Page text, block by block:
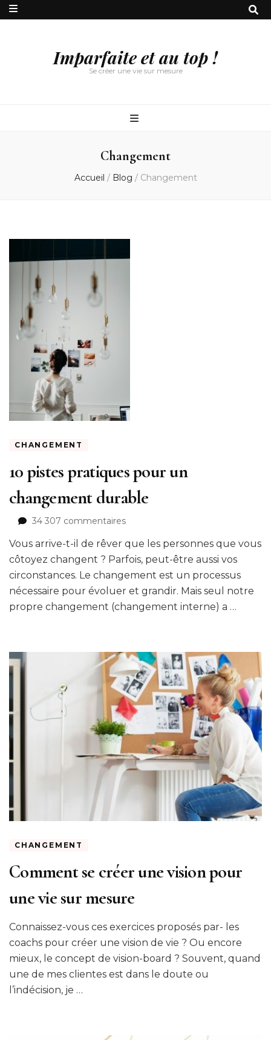
Imparfaite et au top !
Se créer une vie sur mesure
Changement
Accueil / Blog / Changement
CHANGEMENT
10 pistes pratiques pour un
changement durable
34 307 commentairessur
pistes
pratiques
pour
changement
durable
Vous arrive-t-il de rêver que les personnes que vous
côtoyez changent ? Parfois, peut-être aussi vos
circonstances. Le changement est un processus
nécessaire pour évoluer et grandir. Mais seul notre
propre changement (changement interne) a …
CHANGEMENT
Comment se créer une vision pour
une vie sur mesure
Connaissez-vous ces exercices proposés par- les
coachs pour créer une vision de vie ? Ou encore
mieux, le concept de vision-board ? Souvent, quand
une de mes clientes est dans le doute ou
l’indécision, je …